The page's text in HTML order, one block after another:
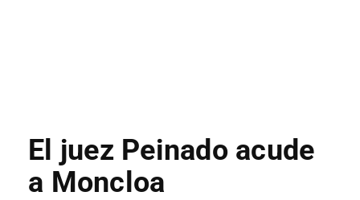
El juez Peinado acude
a Moncloa